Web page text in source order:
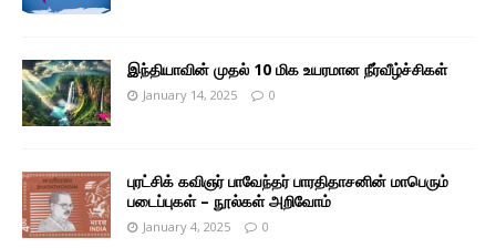
இந்தியாவின் முதல் 10 மிக உயரமான நீர்வீழ்ச்சிகள்
January 14, 2025 0
புரட்சிக் கவிஞர் பாவேந்தர் பாரதிதாசனின் மாபெரும்
படைப்புகள் – நூல்கள் அறிவோம்
January 4, 2025 0